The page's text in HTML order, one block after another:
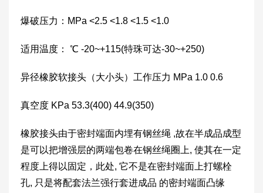
爆破压力：MPa <2.5 <1.8 <1.5 <1.0
适用温度： ℃ -20~+115(特珠可达-30~+250)
异径橡胶软接头（大小头）工作压力 MPa 1.0 0.6
真空度 KPa 53.3(400) 44.9(350)
橡胶接头由于密封端面内埋有钢丝绳 ,故在半成品成型
是可以把增强层的两端包卷在钢丝绳圈上, 使其在一定
程度上得以固定，此处, 它不是在密封端面上打螺栓
孔, 只是将配套法兰强行套进成品 的密封端面凸缘